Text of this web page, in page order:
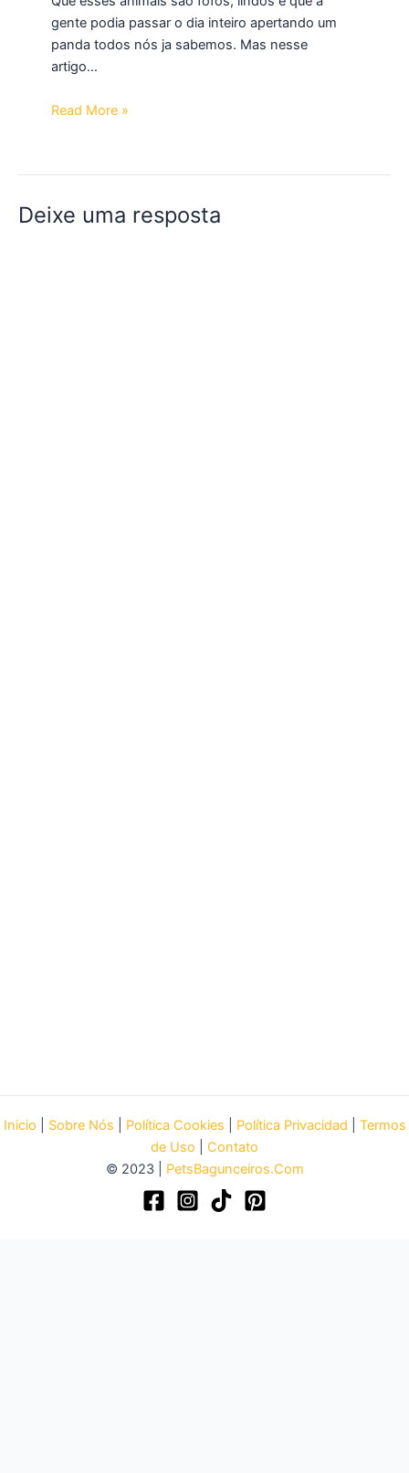
gente podia passar o dia inteiro apertando um
panda todos nós ja sabemos. Mas nesse
artigo…
Read More »
Deixe uma resposta
Inicio Sobre Nós Política Cookies Política Privacidad
Termos
de Uso
Contato
© 2023 | PetsBagunceiros.Com